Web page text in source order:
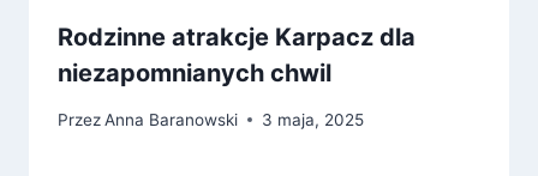
Rodzinne atrakcje Karpacz dla
niezapomnianych chwil
PrzezAnna Baranowski 3 maja, 2025